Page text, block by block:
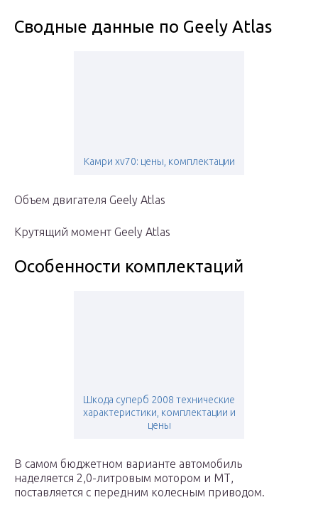
Сводные данные по Geely Atlas
Камри xv70: цены, комплектации
Объем двигателя Geely Atlas
Крутящий момент Geely Atlas
Особенности комплектаций
Шкода суперб 2008 технические
характеристики, комплектации и
цены
В самом бюджетном варианте автомобиль
наделяется 2,0-литровым мотором и МТ,
поставляется с передним колесным приводом.